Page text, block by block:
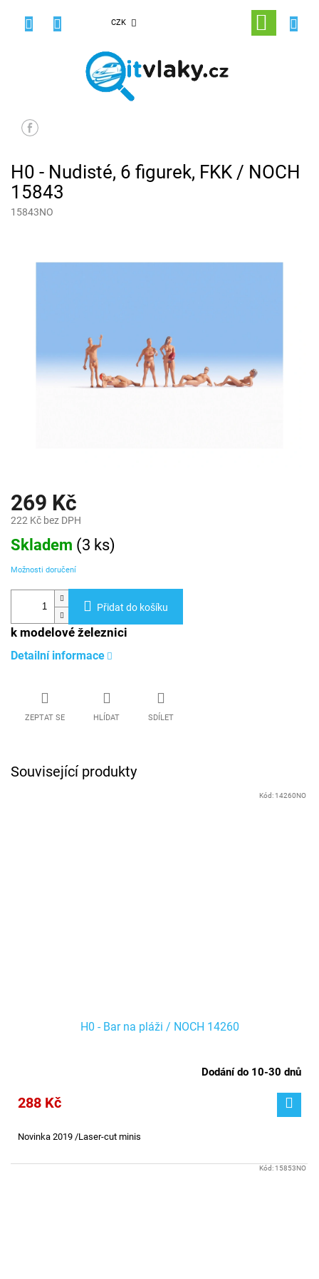
CZK
NÁKUPNÍ
KOŠÍK
H0 - Nudisté, 6 figurek, FKK / NOCH
15843
15843NO
269 Kč
222 Kč bez DPH
Měrná
cena:
Skladem (3 ks)
Možnosti doručení
Přidat do košíku
k modelové železnici
Detailní informace
ZEPTAT SE HLÍDAT SDÍLET
Související produkty
H0 - Bar na pláži / NOCH 14260
Dodání do 10-30 dnů
288 Kč
Novinka 2019 /Laser-cut minis
Kód: 14260NO
Kód: 15853NO